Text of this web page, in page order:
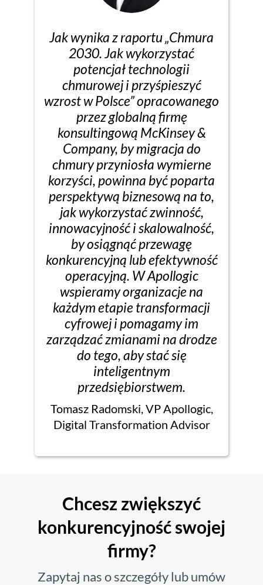
Jak wynika z raportu „Chmura
2030. Jak wykorzystać
potencjał technologii
chmurowej i przyśpieszyć
wzrost w Polsce” opracowanego
przez globalną firmę
konsultingową McKinsey &
Company, by migracja do
chmury przyniosła wymierne
korzyści, powinna być poparta
perspektywą biznesową na to,
jak wykorzystać zwinność,
innowacyjność i skalowalność,
by osiągnąć przewagę
konkurencyjną lub efektywność
operacyjną. W Apollogic
wspieramy organizacje na
każdym etapie transformacji
cyfrowej i pomagamy im
zarządzać zmianami na drodze
do tego, aby stać się
inteligentnym
przedsiębiorstwem.
Tomasz Radomski, VP Apollogic,
Digital Transformation Advisor
Chcesz zwiększyć
konkurencyjność swojej
firmy?
Zapytaj nas o szczegóły lub umów